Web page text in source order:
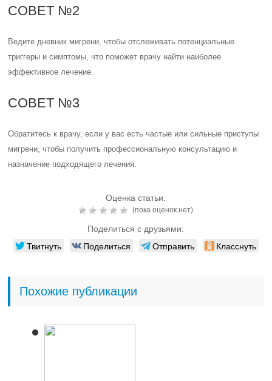
СОВЕТ №2
Ведите дневник мигрени, чтобы отслеживать потенциальные
триггеры и симптомы, что поможет врачу найти наиболее
эффективное лечение.
СОВЕТ №3
Обратитесь к врачу, если у вас есть частые или сильные приступы
мигрени, чтобы получить профессиональную консультацию и
назначение подходящего лечения.
Оценка статьи:
(пока оценок нет)
Поделиться с друзьями:
Твитнуть Поделиться Отправить Класснуть
Похожие публикации